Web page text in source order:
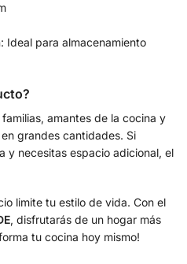
Ideal para almacenamiento
amantes de la cocina y
grandes cantidades. Si
y necesitas espacio adicional, el
limite tu estilo de vida. Con el
, disfrutarás de un hogar más
tu cocina hoy mismo!